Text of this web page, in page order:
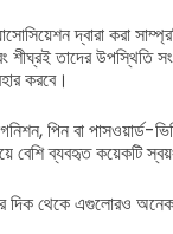
দ্বারা করা
শীঘ্রই তাদের উপস্থিতি
করবে।
পিন বা পাসওয়ার্ড-
বেশি ব্যবহৃত কয়েকটি
দিক থেকে এগুলোরও